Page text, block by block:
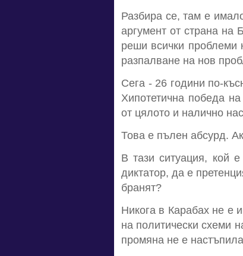
Разбира се, там е
аргумент от страна
реши всички проблеми
разпалване на нов
Сега - 26 години по-
Хипотетична победа
от цялото и налично
Това е пълен абсурд.
В тази ситуация, кой
диктатор, да е
бранят?
Никога в Карабах не е
на политически схеми
промяна не е